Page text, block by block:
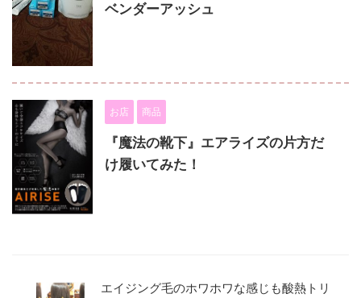
ベンダーアッシュ
お店 商品
『魔法の靴下』エアライズの片方だ
け履いてみた！
エイジング毛のホワホワな感じも酸熱トリ